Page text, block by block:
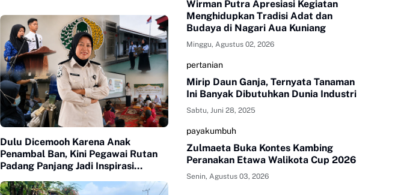
Dulu Dicemooh Karena Anak
Penambal Ban, Kini Pegawai Rutan
Padang Panjang Jadi Inspirasi
Wirman Putra Apresiasi Kegiatan
Menghidupkan Tradisi Adat dan
Budaya di Nagari Aua Kuniang
Minggu, Agustus 02, 2026
pertanian
Mirip Daun Ganja, Ternyata Tanaman
Ini Banyak Dibutuhkan Dunia Industri
Sabtu, Juni 28, 2025
payakumbuh
Zulmaeta Buka Kontes Kambing
Peranakan Etawa Walikota Cup 2026
Senin, Agustus 03, 2026